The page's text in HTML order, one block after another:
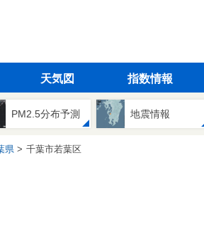
天気図 指数情報
PM2.5分布予測 地震情報
県 千葉市若葉区